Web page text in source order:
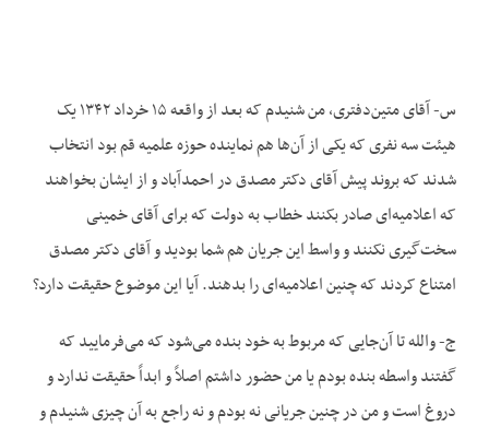
س- آقای متین‌دفتری، من شنیدم که بعد از واقعه ۱۵ خرداد ۱۳۴۲ یک
هیئت سه نفری که یکی از آن‌ها هم نماینده حوزه علمیه قم بود انتخاب
شدند که بروند پیش آقای دکتر مصدق در احمدآباد و از ایشان بخواهند
که اعلامیه‌ای صادر بکنند خطاب به دولت که برای آقای خمینی
سخت‌گیری نکنند و واسط این جریان هم شما بودید و آقای دکتر مصدق
امتناع کردند که چنین اعلامیه‌ای را بدهند. آیا این موضوع حقیقت دارد؟
ج- والله تا آن‌جا‌یی که مربوط به خود بنده می‌شود که می‌فرمایید که
گفتند واسطه بنده بودم یا من حضور داشتم اصلاً و ابداً حقیقت ندارد و
دروغ است و من در چنین جریانی نه بودم و نه راجع به آن چیزی شنیدم و